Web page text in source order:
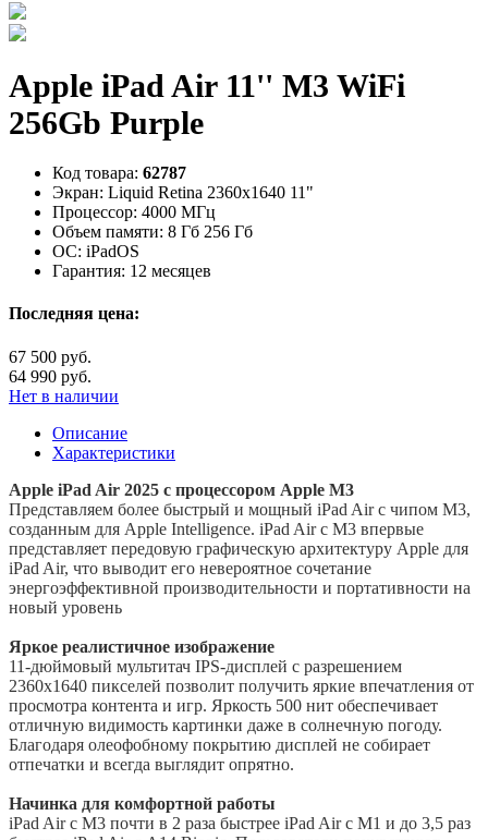
Apple iPad Air 11'' M3 WiFi
256Gb Purple
Код товара: 62787
Экран: Liquid Retina 2360x1640 11"
Процессор: 4000 МГц
Объем памяти: 8 Гб 256 Гб
ОС: iPadOS
Гарантия: 12 месяцев
Последняя цена:
67 500 руб.
64 990 руб.
Нет в наличии
Описание
Характеристики
Apple iPad Air 2025 с процессором Apple M3
Представляем более быстрый и мощный iPad Air с чипом M3,
созданным для Apple Intelligence. iPad Air с M3 впервые
представляет передовую графическую архитектуру Apple для
iPad Air, что выводит его невероятное сочетание
энергоэффективной производительности и портативности на
новый уровень
Яркое реалистичное изображение
11-дюймовый мультитач IPS-дисплей с разрешением
2360х1640 пикселей позволит получить яркие впечатления от
просмотра контента и игр. Яркость 500 нит обеспечивает
отличную видимость картинки даже в солнечную погоду.
Благодаря олеофобному покрытию дисплей не собирает
отпечатки и всегда выглядит опрятно.
Начинка для комфортной работы
iPad Air с M3 почти в 2 раза быстрее iPad Air с M1 и до 3,5 раз